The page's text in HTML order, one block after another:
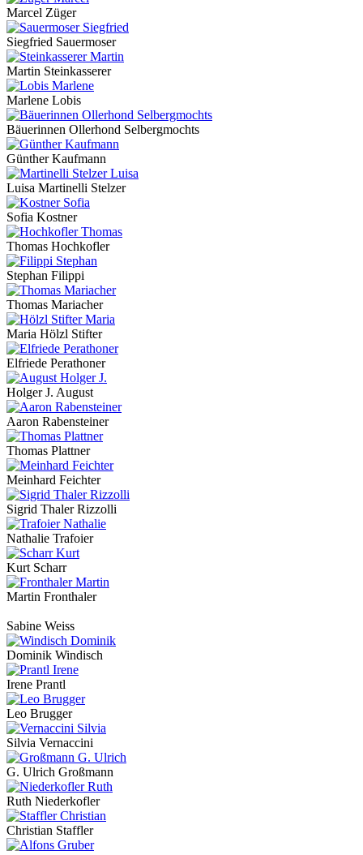
Marcel Züger
Siegfried Sauermoser
Martin Steinkasserer
Marlene Lobis
Bäuerinnen Ollerhond Selbergmochts
Günther Kaufmann
Luisa Martinelli Stelzer
Sofia Kostner
Thomas Hochkofler
Stephan Filippi
Thomas Mariacher
Maria Hölzl Stifter
Elfriede Perathoner
Holger J. August
Aaron Rabensteiner
Thomas Plattner
Meinhard Feichter
Sigrid Thaler Rizzolli
Nathalie Trafoier
Kurt Scharr
Martin Fronthaler
Sabine Weiss
Dominik Windisch
Irene Prantl
Leo Brugger
Silvia Vernaccini
G. Ulrich Großmann
Ruth Niederkofler
Christian Staffler